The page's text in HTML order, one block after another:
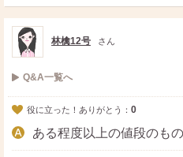
ポ
ス
ト
シ
ェ
送
る
林檎12号 さん
Q&A一覧へ
役に立った！ありがとう： 0
ある程度以上の値段のも